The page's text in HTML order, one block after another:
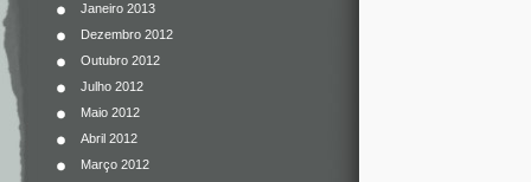
Janeiro 2013
Dezembro 2012
Outubro 2012
Julho 2012
Maio 2012
Abril 2012
Março 2012